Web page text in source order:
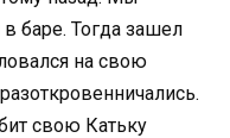
баре. Тогда зашел
на свою
свою Катьку